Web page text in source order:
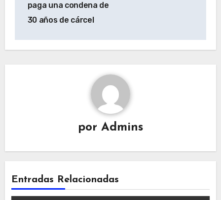
paga una condena de
30 años de cárcel
por Admins
Entradas Relacionadas